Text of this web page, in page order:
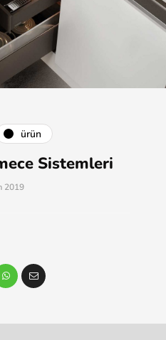
ürün
Sistemleri
2019